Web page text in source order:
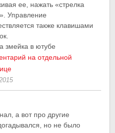
ее, нажать «стрелка
Управление
также клавишами
на отдельной
а вот про другие
но не было